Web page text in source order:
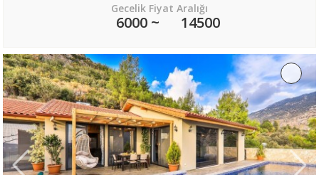
Gecelik Fiyat Aralığı
6000 ~ 14500